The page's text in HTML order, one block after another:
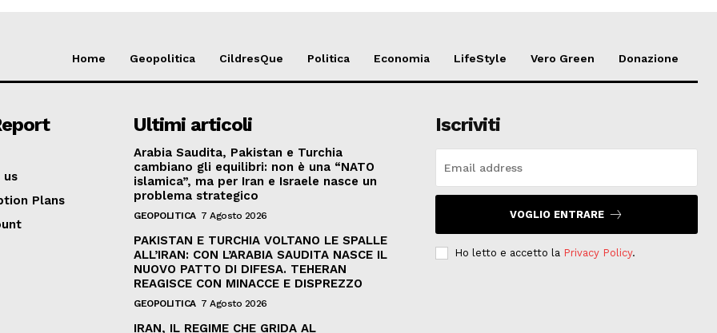
Home Geopolitica CildresQue Politica Economia LifeStyle Vero Green Donazione
us
Plans
Ultimi articoli
Arabia Saudita, Pakistan e Turchia
cambiano gli equilibri: non è una “NATO
islamica”, ma per Iran e Israele nasce un
problema strategico
GEOPOLITICA 7 Agosto 2026
PAKISTAN E TURCHIA VOLTANO LE SPALLE
ALL’IRAN: CON L’ARABIA SAUDITA NASCE IL
NUOVO PATTO DI DIFESA. TEHERAN
REAGISCE CON MINACCE E DISPREZZO
GEOPOLITICA 7 Agosto 2026
IRAN, IL REGIME CHE GRIDA AL
Iscriviti
VOGLIO ENTRARE
Ho letto e accetto la Privacy Policy.